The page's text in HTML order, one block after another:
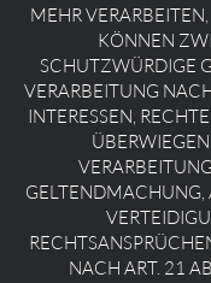
MEHR
KÖNNEN
SCHUTZWÜRDIGE
VERARBEITUNG
INTERESSEN,
GELTENDMACHUNG,
NACH ART. 21